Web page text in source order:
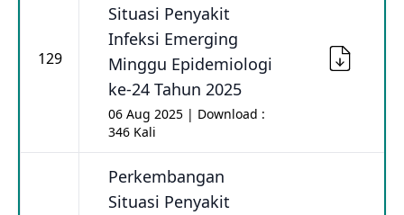
129
Situasi Penyakit
Infeksi Emerging
Minggu Epidemiologi
ke-24 Tahun 2025
06 Aug 2025 | Download :
346 Kali
Perkembangan
Situasi Penyakit